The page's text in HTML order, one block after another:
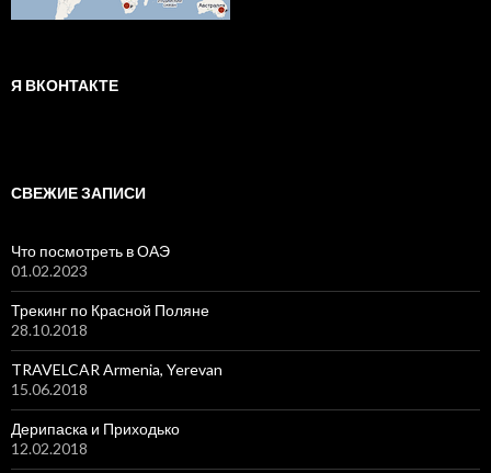
Я ВКОНТАКТЕ
СВЕЖИЕ ЗАПИСИ
Что посмотреть в ОАЭ
01.02.2023
Трекинг по Красной Поляне
28.10.2018
TRAVELCAR Armenia, Yerevan
15.06.2018
Дерипаска и Приходько
12.02.2018